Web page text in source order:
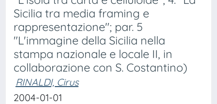
Sicilia tra media framing e
rappresentazione"; par. 5
"L'immagine della Sicilia nella
stampa nazionale e locale II, in
collaborazione con S. Costantino)
RINALDI, Cirus
2004-01-01